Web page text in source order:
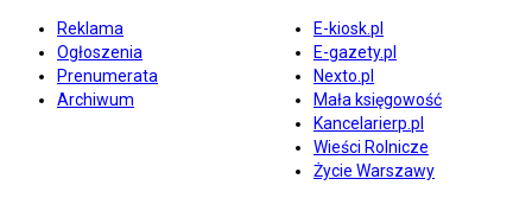
Reklama
Ogłoszenia
Prenumerata
Archiwum
E-kiosk.pl
E-gazety.pl
Nexto.pl
Mała księgowość
Kancelarierp.pl
Wieści Rolnicze
Życie Warszawy